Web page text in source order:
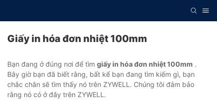
Giấy in hóa đơn nhiệt 100mm
Bạn đang ở đúng nơi để tìm giấy in hóa đơn nhiệt 100mm .
Bây giờ bạn đã biết rằng, bất kể bạn đang tìm kiếm gì, bạn
chắc chắn sẽ tìm thấy nó trên ZYWELL. Chúng tôi đảm bảo
rằng nó có ở đây trên ZYWELL.